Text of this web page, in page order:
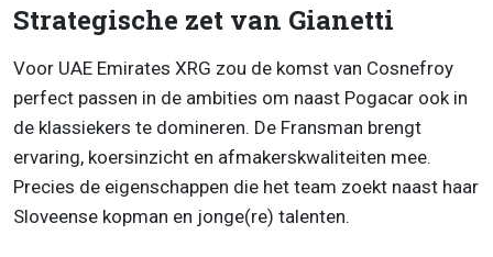
Strategische zet van Gianetti
Voor UAE Emirates XRG zou de komst van Cosnefroy
perfect passen in de ambities om naast Pogacar ook in
de klassiekers te domineren. De Fransman brengt
ervaring, koersinzicht en afmakerskwaliteiten mee.
Precies de eigenschappen die het team zoekt naast haar
Sloveense kopman en jonge(re) talenten.